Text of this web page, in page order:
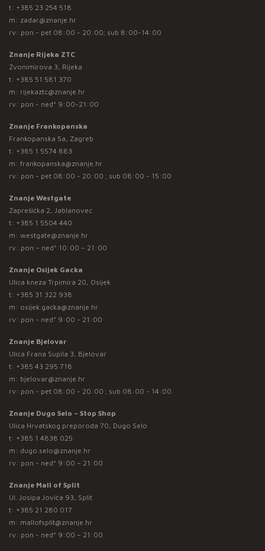
t: +385 23 254 518
m: zadar@znanje.hr
rv: pon - pet 08:00 - 20:00; sub 8:00-14:00
Znanje Rijeka ZTC
Zvonimirova 3, Rijeka
t: +385 51 581 370
m: rijekaztc@znanje.hr
rv: pon - ned* 9:00-21:00
Znanje Frankopanska
Frankopanska 5a, Zagreb
t: +385 1 5574 883
m: frankopanska@znanje.hr
rv: pon - pet 08:00 - 20:00 ; sub 08:00 - 15:00
Znanje Westgate
Zaprešićka 2, Jablanovec
t: +385 1 5504 440
m: westgate@znanje.hr
rv: pon – ned* 10:00 – 21:00
Znanje Osijek Gacka
Ulica kneza Trpimira 20, Osijek
t: +385 31 322 938
m: osijek.gacka@znanje.hr
rv: pon - ned* 9:00 - 21:00
Znanje Bjelovar
Ulica Frana Supila 3, Bjelovar
t: +385 43 295 718
m: bjelovar@znanje.hr
rv: pon - pet 08:00 - 20:00 ; sub 08:00 - 14:00
Znanje Dugo Selo – Stop Shop
Ulica Hrvatskog preporoda 70, Dugo Selo
t: +385 1 4838 025
m: dugo.selo@znanje.hr
rv: pon - ned* 9:00 – 21:00
Znanje Mall of Split
Ul. Josipa Jovića 93, Split
t: +385 21 280 017
m: mallofsplit@znanje.hr
rv: pon - ned* 9:00 – 21:00